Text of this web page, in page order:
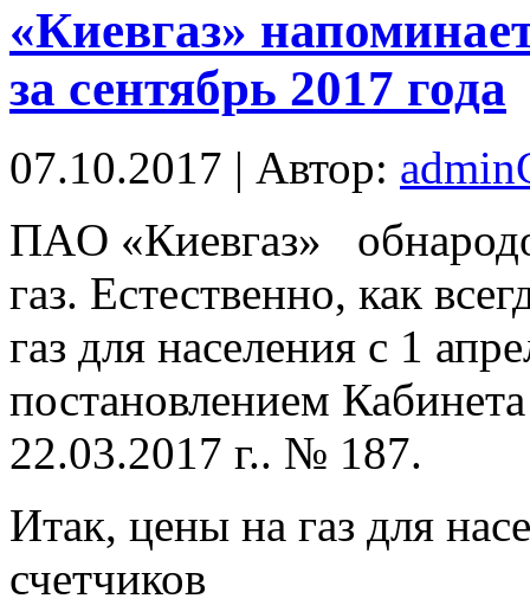
«Киевгаз»
за сентябрь 2017 года
07.10.2017 | Автор:
ПAO «Киевгаз»
газ. Естественно, как
газ для населения с 1
постановлением
22.03.2017 г.. № 187.
Итак, цены на газ для
счетчиков